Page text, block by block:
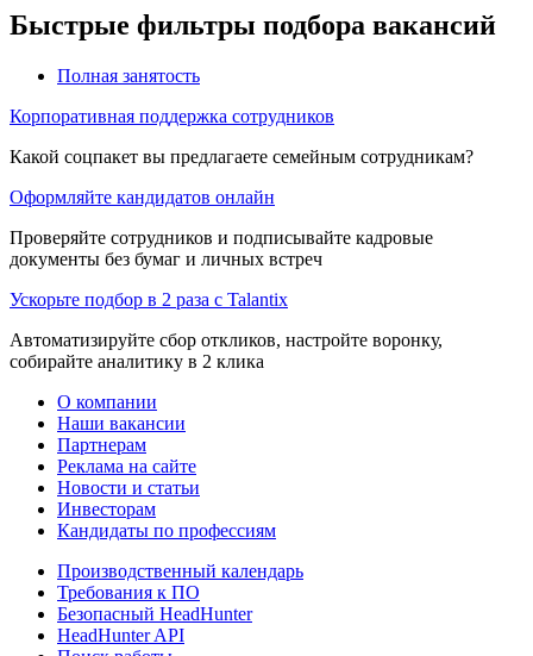
Быстрые фильтры подбора вакансий
Полная занятость
Корпоративная поддержка сотрудников
Какой соцпакет вы предлагаете семейным сотрудникам?
Оформляйте кандидатов онлайн
Проверяйте сотрудников и подписывайте кадровые
документы без бумаг и личных встреч
Ускорьте подбор в 2 раза с Talantix
Автоматизируйте сбор откликов, настройте воронку,
собирайте аналитику в 2 клика
О компании
Наши вакансии
Партнерам
Реклама на сайте
Новости и статьи
Инвесторам
Кандидаты по профессиям
Производственный календарь
Требования к ПО
Безопасный HeadHunter
HeadHunter API